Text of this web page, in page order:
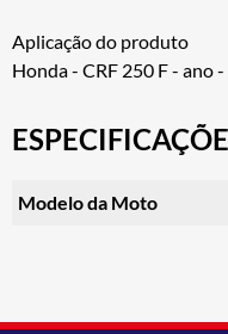
Aplicação do produto
Honda - CRF 250 F - ano
Modelo da Moto